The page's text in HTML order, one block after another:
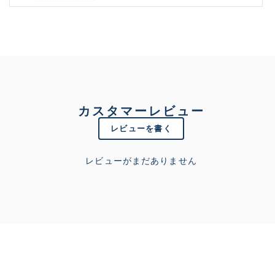
カスタマーレビュー
レビューを書く
レビューがまだありません